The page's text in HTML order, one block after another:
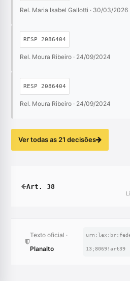
Rel. Maria Isabel Gallotti · 30/03/2026
RESP 2086404
Rel. Moura Ribeiro · 24/09/2024
RESP 2086404
Rel. Moura Ribeiro · 24/09/2024
Ver todas as 21 decisões
Art. 38
Texto oficial ·
Planalto
13;8069!art39